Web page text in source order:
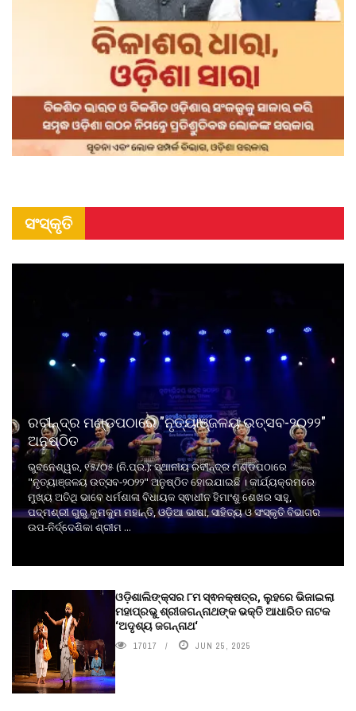
ସଂସ୍କୃତି
ରବୀନ୍ଦ୍ର ମଣ୍ଡପଠାରେ "ନୃତ୍ୟାଞ୍ଜଳୟ ଉତ୍ସବ-୨୦୨୨"
ଅନୁଷ୍ଠିତ
ଭୁବନେଶ୍ୱର, ୧୫/୦୫ (ନି.ପ୍ର.): ସ୍ଥାନୀୟ ରବୀନ୍ଦ୍ର ମଣ୍ଡପଠାରେ
"ନୃତ୍ୟାଞ୍ଜଳୟ ଉତ୍ସବ-୨୦୨୨" ଅନୁଷ୍ଠିତ ହୋଇଯାଇଛି । କାର୍ଯ୍ୟକ୍ରମରେ
ମୁଖ୍ୟ ଅତିଥି ଭାବେ ଧର୍ମଶାଳା ବିଧାୟକ ସ୍ଵାଧୀନ ହିମାଂଶୁ ଶେଖର ସାହୁ,
ପଦ୍ମଶ୍ରୀ ଗୁରୁ କୁମକୁମ ମହାନ୍ତି, ଓଡ଼ିଆ ଭାଷା, ସାହିତ୍ୟ ଓ ସଂସ୍କୃତି ବିଭାଗର
ଉପ-ନିର୍ଦ୍ଦେଶିକା ଶ୍ରୀମ ...
ଓଡ଼ିଶାଲିଙ୍କ୍ସର ୮ମ ସ୍ଵନକ୍ଷତ୍ର, ଲୁହରେ ଭିଜାଇଲା
ମହାପ୍ରଭୁ ଶ୍ରୀଜଗନ୍ନାଥଙ୍କ ଭକ୍ତି ଆଧାରିତ ନାଟକ
‘ଅଦୃଶ୍ୟ ଜଗନ୍ନାଥ‘
17017 JUN 25, 2025